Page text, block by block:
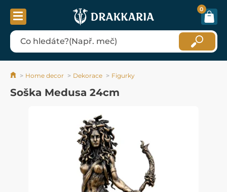
0
Home decor Dekorace Figurky
Soška Medusa 24cm